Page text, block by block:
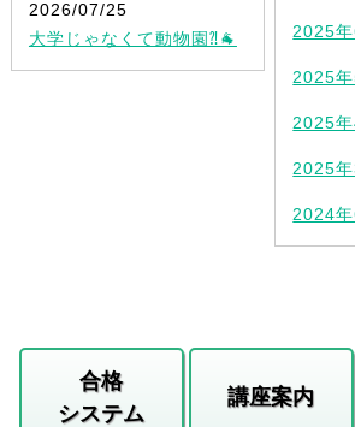
2026/07/25
大学じゃなくて動物園⁈🐐
2025年
2025年
2025年
2025年
2024年
合格
システム
講座案内